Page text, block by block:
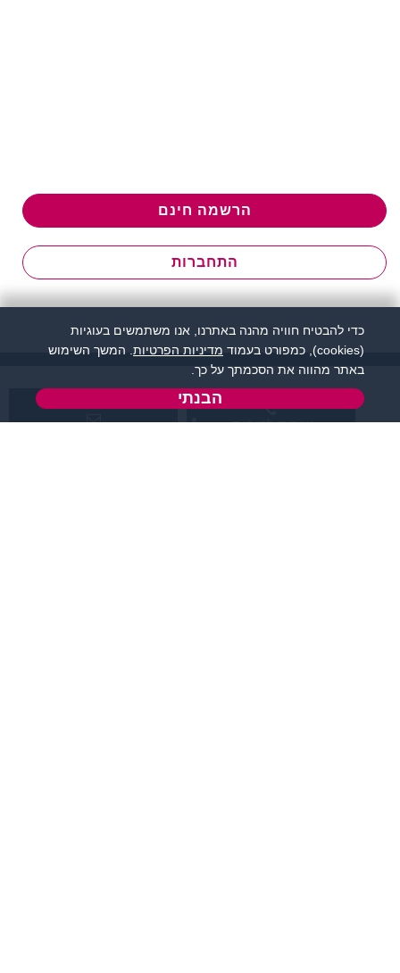
הרשמה חינם
התחברות
שירות לקוחות:
כדי להבטיח חוויה מהנה באתרנו, אנו משתמשים בעוגיות
(cookies), כמפורט בעמוד
מדיניות הפרטיות . המשך השימוש
באתר מהווה את הסכמתך על כך.
הבנתי